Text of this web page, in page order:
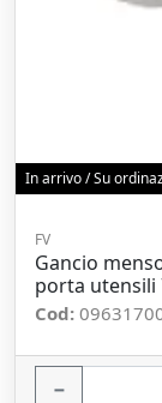
In arrivo / Su
FV
Gancio
porta utensili
Cod:
−